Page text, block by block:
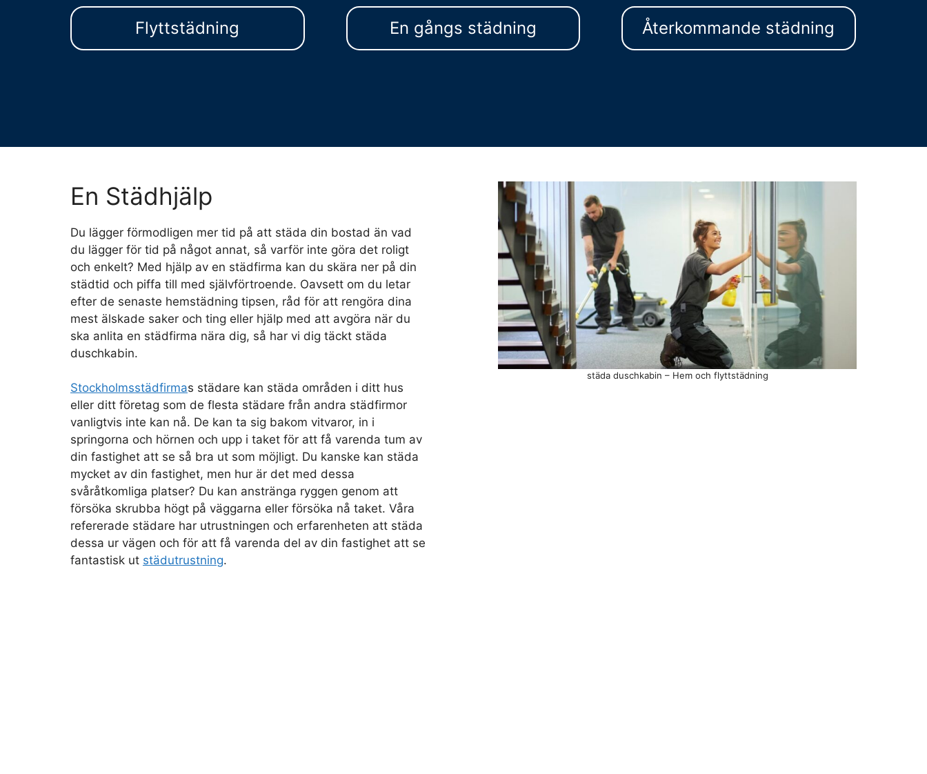
Flyttstädning En gångs städning Återkommande städning
En Städhjälp
Du lägger förmodligen mer tid på att städa din bostad än vad
du lägger för tid på något annat, så varför inte göra det roligt
och enkelt? Med hjälp av en städfirma kan du skära ner på din
städtid och piffa till med självförtroende. Oavsett om du letar
efter de senaste hemstädning tipsen, råd för att rengöra dina
mest älskade saker och ting eller hjälp med att avgöra när du
ska anlita en städfirma nära dig, så har vi dig täckt städa
duschkabin.
Stockholmsstädfirmas städare kan städa områden i ditt hus
eller ditt företag som de flesta städare från andra städfirmor
vanligtvis inte kan nå. De kan ta sig bakom vitvaror, in i
springorna och hörnen och upp i taket för att få varenda tum av
din fastighet att se så bra ut som möjligt. Du kanske kan städa
mycket av din fastighet, men hur är det med dessa
svåråtkomliga platser? Du kan anstränga ryggen genom att
försöka skrubba högt på väggarna eller försöka nå taket. Våra
refererade städare har utrustningen och erfarenheten att städa
dessa ur vägen och för att få varenda del av din fastighet att se
fantastisk ut städutrustning.
städa duschkabin – Hem och flyttstädning